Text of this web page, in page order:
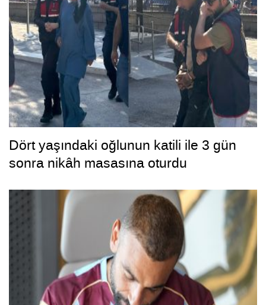
Dört yaşındaki oğlunun katili ile 3 gün
sonra nikâh masasına oturdu